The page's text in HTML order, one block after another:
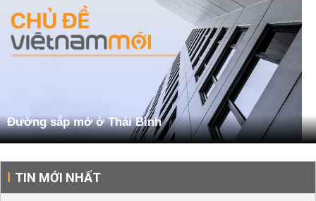
Đường sắp mở ở Thái Bình
TIN MỚI NHẤT